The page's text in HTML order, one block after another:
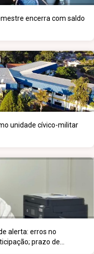
encerra com saldo
unidade cívico-militar
alerta: erros no
prazo de